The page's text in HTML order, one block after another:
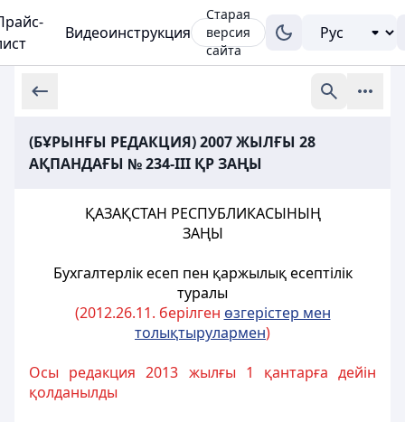
Видеоинструкция
Старая
версия
сайта
(БҰРЫНҒЫ РЕДАКЦИЯ) 2007 ЖЫЛҒЫ 28
АҚПАНДАҒЫ № 234-III ҚР ЗАҢЫ
ҚАЗАҚСТАН РЕСПУБЛИКАСЫНЫҢ
ЗАҢЫ
Бухгалтерлік есеп пен қаржылық есептілік
туралы
(2012.26.11. берілген өзгерістер мен
толықтырулармен)
Осы редакция 2013 жылғы 1 қантарға дейін
қолданылды